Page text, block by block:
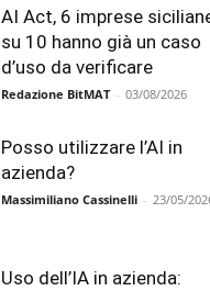
AI Act, 6 imprese
su 10 hanno già un caso
d’uso da verificare
Redazione BitMAT - 03/08/2026
Posso utilizzare l’AI in
azienda?
Massimiliano Cassinelli - 23/05/
Uso dell’IA in azienda: